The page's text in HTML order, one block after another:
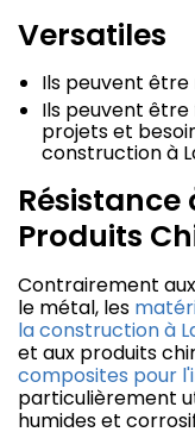
Versatiles
Ils peuvent être
Ils peuvent être
projets et
construction à
Produits
Contrairement
le métal, les
la construction à
et aux produits
composites pour
particulièrement
humides et